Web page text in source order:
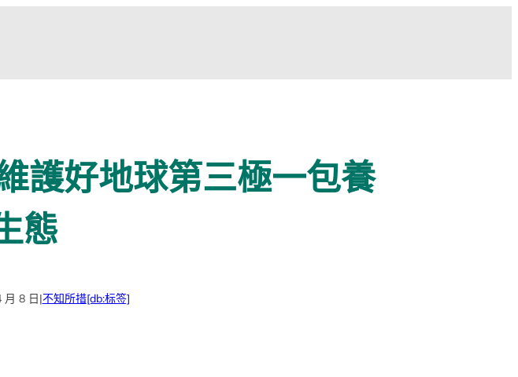
護好地球第三極一包養
態
月 8 日|不知所措[db:标签]